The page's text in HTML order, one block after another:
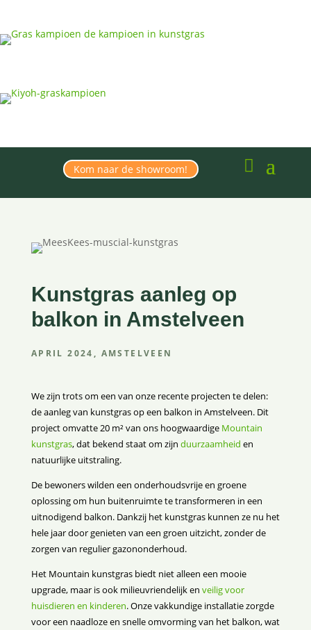
Kom naar de showroom!
Kunstgras aanleg op
balkon in Amstelveen
APRIL 2024, AMSTELVEEN
We zijn trots om een van onze recente projecten te delen:
de aanleg van kunstgras op een balkon in Amstelveen. Dit
project omvatte 20 m² van ons hoogwaardigeMountain
kunstgras, dat bekend staat om zijn duurzaamheid en
natuurlijke uitstraling.
De bewoners wilden een onderhoudsvrije en groene
oplossing om hun buitenruimte te transformeren in een
uitnodigend balkon. Dankzij het kunstgras kunnen ze nu het
hele jaar door genieten van een groen uitzicht, zonder de
zorgen van regulier gazononderhoud.
Het Mountain kunstgras biedt niet alleen een mooie
upgrade, maar is ook milieuvriendelijk en veilig voor
huisdieren en kinderen. Onze vakkundige installatie zorgde
voor een naadloze en snelle omvorming van het balkon, wat